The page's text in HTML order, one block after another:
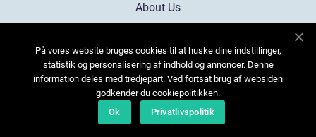
About Us
Contact
Sitemap
På vores website bruges cookies til at huske dine indstillinger,
statistik og personalisering af indhold og annoncer. Denne
information deles med tredjepart. Ved fortsat brug af websiden
godkender du cookiepolitikken.
Ok
Privatlivspolitik